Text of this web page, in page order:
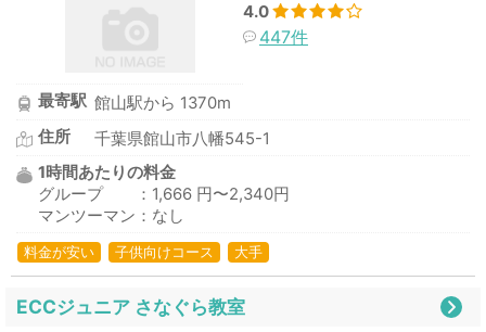
4.0
447件
最寄駅 館山駅から 1370m
住所
千葉県館山市八幡545-1
1時間あたりの料金
グループ ：1,666 円〜2,340円
マンツーマン：なし
料金が安い 子供向けコース 大手
ECCジュニア さなぐら教室